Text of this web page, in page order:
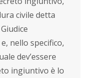
civile detta
nello specifico,
dev’essere
ingiuntivo è lo